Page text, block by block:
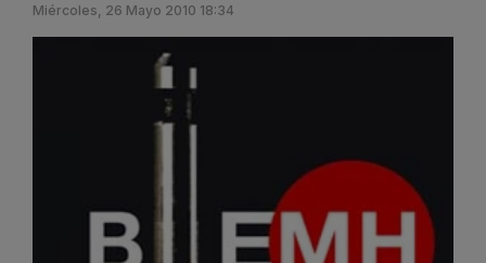
Miércoles, 26 Mayo 2010 18:34